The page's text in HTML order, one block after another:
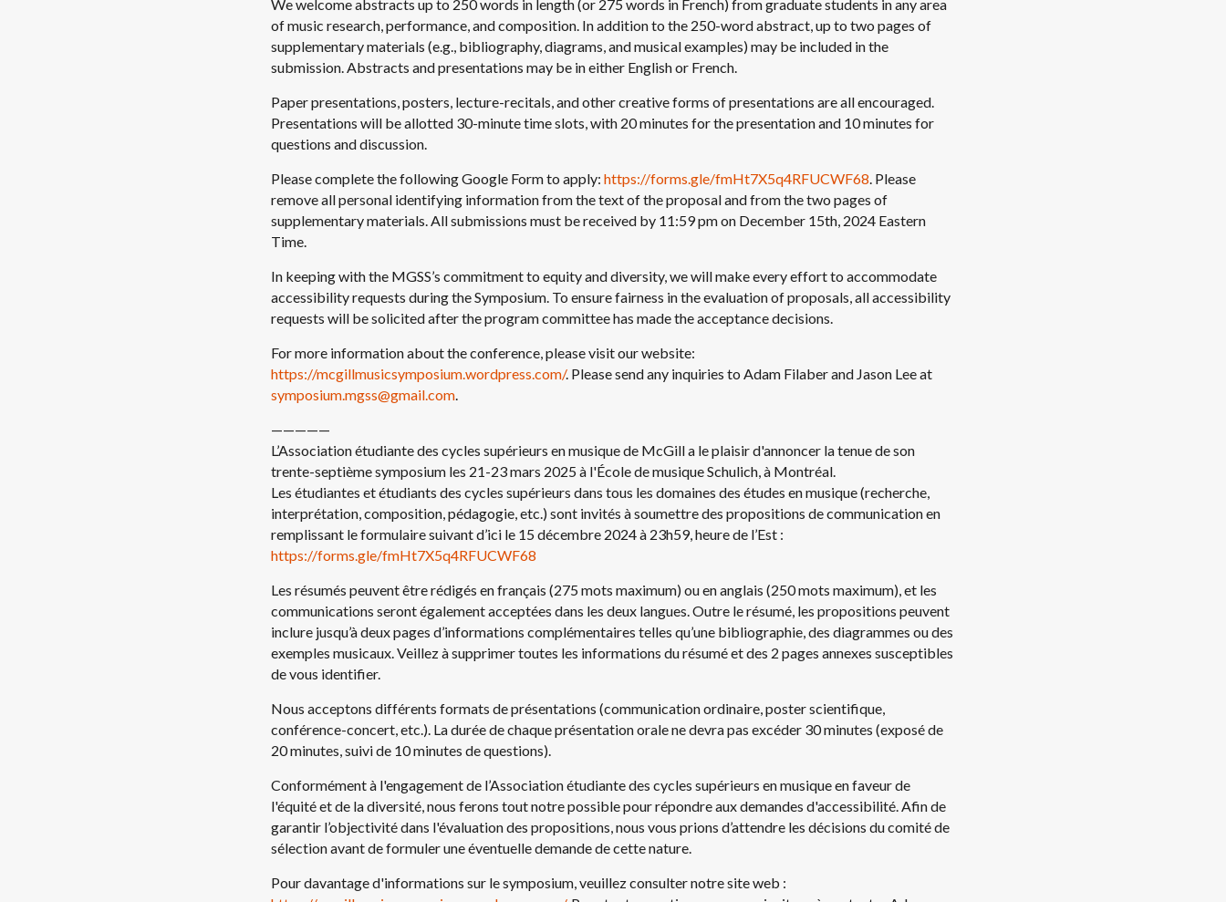
We welcome abstracts up to 250 words in length (or 275 words in French) from graduate students in any area
of ​​music research, performance, and composition. In addition to the 250-word abstract, up to two pages of
supplementary materials (e.g., bibliography, diagrams, and musical examples) may be included in the
submission. Abstracts and presentations may be in either English or French.
Paper presentations, posters, lecture-recitals, and other creative forms of presentations are all encouraged.
Presentations will be allotted 30-minute time slots, with 20 minutes for the presentation and 10 minutes for
questions and discussion.
Please complete the following Google Form to apply: https://forms.gle/fmHt7X5q4RFUCWF68 . Please
remove all personal identifying information from the text of the proposal and from the two pages of
supplementary materials. All submissions must be received by 11:59 pm on December 15th, 2024 Eastern
Time.
In keeping with the MGSS’s commitment to equity and diversity, we will make every effort to accommodate
accessibility requests during the Symposium. To ensure fairness in the evaluation of proposals, all accessibility
requests will be solicited after the program committee has made the acceptance decisions.
For more information about the conference, please visit our website:
https://mcgillmusicsymposium.wordpress.com/. Please send any inquiries to Adam Filaber and Jason Lee at
symposium.mgss@gmail.com
—————
L’Association étudiante des cycles supérieurs en musique de McGill a le plaisir d'annoncer la tenue de son
trente-septième symposium les 21-23 mars 2025 à l'École de musique Schulich, à Montréal.
Les étudiantes et étudiants des cycles supérieurs dans tous les domaines des études en musique (recherche,
interprétation, composition, pédagogie, etc.) sont invités à soumettre des propositions de communication en
remplissant le formulaire suivant d’ici le 15 décembre 2024 à 23h59, heure de l’Est :
https://forms.gle/fmHt7X5q4RFUCWF68
Les résumés peuvent être rédigés en français (275 mots maximum) ou en anglais (250 mots maximum), et les
communications seront également acceptées dans les deux langues. Outre le résumé, les propositions peuvent
inclure jusqu’à deux pages d’informations complémentaires telles qu’une bibliographie, des diagrammes ou des
exemples musicaux. Veillez à supprimer toutes les informations du résumé et des 2 pages annexes susceptibles
de vous identifier.
Nous acceptons différents formats de présentations (communication ordinaire, poster scientifique,
conférence-concert, etc.). La durée de chaque présentation orale ne devra pas excéder 30 minutes (exposé de
20 minutes, suivi de 10 minutes de questions).
Conformément à l'engagement de l’Association étudiante des cycles supérieurs en musique en faveur de
l'équité et de la diversité, nous ferons tout notre possible pour répondre aux demandes d'accessibilité. Afin de
garantir l’objectivité dans l'évaluation des propositions, nous vous prions d’attendre les décisions du comité de
sélection avant de formuler une éventuelle demande de cette nature.
Pour davantage d'informations sur le symposium, veuillez consulter notre site web :